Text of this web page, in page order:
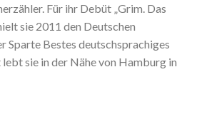
Für ihr Debüt „Grim. Das
sie 2011 den Deutschen
Sparte Bestes deutschsprachiges
sie in der Nähe von Hamburg in